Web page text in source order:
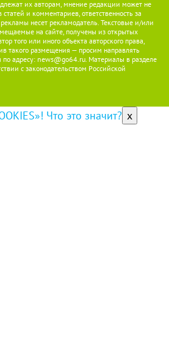
их авторам, мнение редакции может не
и комментариев, ответственность за
несет рекламодатель. Текстовые и/или
на сайте, получены из открытых
того или иного объекта авторского права,
такого размещения — просим направлять
адресу: news@go64.ru. Материалы в разделе
с законодательством Российской
Что это значит? x